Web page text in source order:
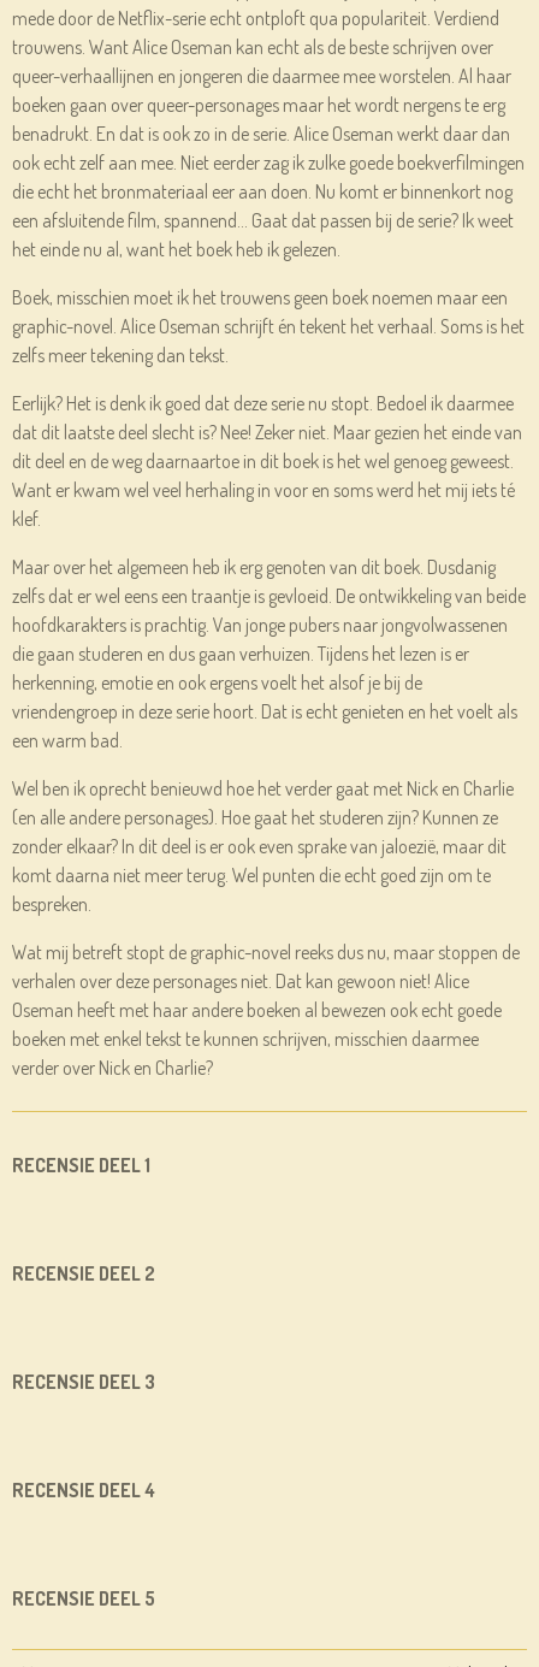
mede door de Netflix-serie echt ontploft qua populariteit. Verdiend
trouwens. Want Alice Oseman kan echt als de beste schrijven over
queer-verhaallijnen en jongeren die daarmee mee worstelen. Al haar
boeken gaan over queer-personages maar het wordt nergens te erg
benadrukt. En dat is ook zo in de serie. Alice Oseman werkt daar dan
ook echt zelf aan mee. Niet eerder zag ik zulke goede boekverfilmingen
die echt het bronmateriaal eer aan doen. Nu komt er binnenkort nog
een afsluitende film, spannend... Gaat dat passen bij de serie? Ik weet
het einde nu al, want het boek heb ik gelezen.
Boek, misschien moet ik het trouwens geen boek noemen maar een
graphic-novel. Alice Oseman schrijft én tekent het verhaal. Soms is het
zelfs meer tekening dan tekst.
Eerlijk? Het is denk ik goed dat deze serie nu stopt. Bedoel ik daarmee
dat dit laatste deel slecht is? Nee! Zeker niet. Maar gezien het einde van
dit deel en de weg daarnaartoe in dit boek is het wel genoeg geweest.
Want er kwam wel veel herhaling in voor en soms werd het mij iets té
klef.
Maar over het algemeen heb ik erg genoten van dit boek. Dusdanig
zelfs dat er wel eens een traantje is gevloeid. De ontwikkeling van beide
hoofdkarakters is prachtig. Van jonge pubers naar jongvolwassenen
die gaan studeren en dus gaan verhuizen. Tijdens het lezen is er
herkenning, emotie en ook ergens voelt het alsof je bij de
vriendengroep in deze serie hoort. Dat is echt genieten en het voelt als
een warm bad.
Wel ben ik oprecht benieuwd hoe het verder gaat met Nick en Charlie
(en alle andere personages). Hoe gaat het studeren zijn? Kunnen ze
zonder elkaar? In dit deel is er ook even sprake van jaloezië, maar dit
komt daarna niet meer terug. Wel punten die echt goed zijn om te
bespreken.
Wat mij betreft stopt de graphic-novel reeks dus nu, maar stoppen de
verhalen over deze personages niet. Dat kan gewoon niet! Alice
Oseman heeft met haar andere boeken al bewezen ook echt goede
boeken met enkel tekst te kunnen schrijven, misschien daarmee
verder over Nick en Charlie?
RECENSIE DEEL 1
RECENSIE DEEL 2
RECENSIE DEEL 3
RECENSIE DEEL 4
RECENSIE DEEL 5